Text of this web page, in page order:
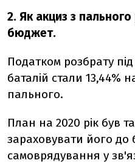
2. Як акциз з
бюджет.
Податком розбрату
баталій стали 13,44%
пального.
План на 2020 рік був
зараховувати його до
самоврядування у